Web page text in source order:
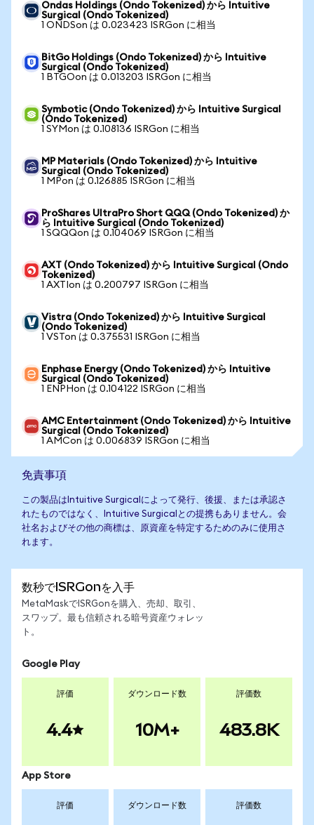
Ondas Holdings (Ondo Tokenized) から Intuitive
Surgical (Ondo Tokenized)
1 ONDSon は 0.023423 ISRGon に相当
BitGo Holdings (Ondo Tokenized) から Intuitive
Surgical (Ondo Tokenized)
1 BTGOon は 0.013203 ISRGon に相当
Symbotic (Ondo Tokenized) から Intuitive Surgical
(Ondo Tokenized)
1 SYMon は 0.108136 ISRGon に相当
MP Materials (Ondo Tokenized) から Intuitive
Surgical (Ondo Tokenized)
1 MPon は 0.126885 ISRGon に相当
ProShares UltraPro Short QQQ (Ondo Tokenized) か
ら Intuitive Surgical (Ondo Tokenized)
1 SQQQon は 0.104069 ISRGon に相当
AXT (Ondo Tokenized) から Intuitive Surgical (Ondo
Tokenized)
1 AXTIon は 0.200797 ISRGon に相当
Vistra (Ondo Tokenized) から Intuitive Surgical
(Ondo Tokenized)
1 VSTon は 0.375531 ISRGon に相当
Enphase Energy (Ondo Tokenized) から Intuitive
Surgical (Ondo Tokenized)
1 ENPHon は 0.104122 ISRGon に相当
AMC Entertainment (Ondo Tokenized) から Intuitive
Surgical (Ondo Tokenized)
1 AMCon は 0.006839 ISRGon に相当
免責事項
この製品はIntuitive Surgicalによって発行、後援、または承認さ
れたものではなく、Intuitive Surgicalとの提携もありません。会
社名およびその他の商標は、原資産を特定するためのみに使用さ
れます。
数秒でISRGonを入手
MetaMaskでISRGonを購入、売却、取引、
スワップ。最も信頼される暗号資産ウォレッ
ト。
Google Play
評価
4.4
ダウンロード数
10M+
評価数
483.8K
App Store
評価 ダウンロード数 評価数